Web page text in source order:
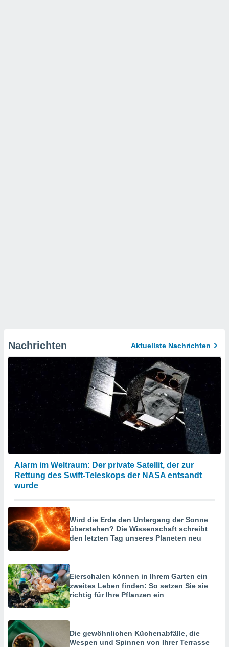
Nachrichten Aktuellste Nachrichten
Alarm im Weltraum: Der private Satellit, der zur
Rettung des Swift-Teleskops der NASA entsandt
wurde
Wird die Erde den Untergang der Sonne
überstehen? Die Wissenschaft schreibt
den letzten Tag unseres Planeten neu
Eierschalen können in Ihrem Garten ein
zweites Leben finden: So setzen Sie sie
richtig für Ihre Pflanzen ein
Die gewöhnlichen Küchenabfälle, die
Wespen und Spinnen von Ihrer Terrasse